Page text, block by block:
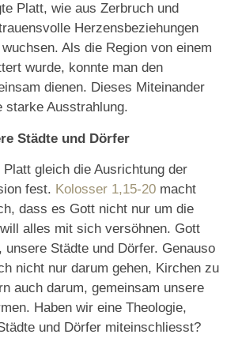
Platt, wie aus Zerbruch und
Herzensbeziehungen
Als die Region von einem
wurde, konnte man den
dienen. Dieses Miteinander
starke Ausstrahlung.
Städte und Dörfer
Platt gleich die Ausrichtung der
fest. Kolosser 1,15-20 macht
dass es Gott nicht nur um die
alles mit sich versöhnen. Gott
unsere Städte und Dörfer. Genauso
nicht nur darum gehen, Kirchen zu
auch darum, gemeinsam unsere
Haben wir eine Theologie,
und Dörfer miteinschliesst?